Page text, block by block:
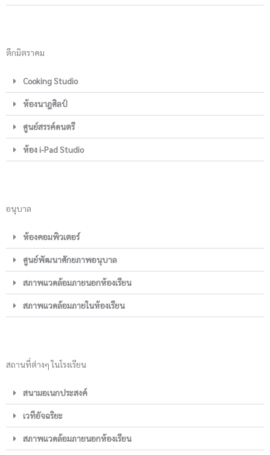
ตึกมิตราคม
Cooking Studio
ห้องนาฎศิลป์
ศูนย์สรรค์ดนตรี
ห้อง i-Pad Studio
อนุบาล
ห้องคอมพิวเตอร์
ศูนย์พัฒนาศักยภาพอนุบาล
สภาพแวดล้อมภายนอกห้องเรียน
สภาพแวดล้อมภายในห้องเรียน
สถานที่ต่างๆ ในโรงเรียน
สนามอเนกประสงค์
เวทีอัจฉริยะ
สภาพแวดล้อมภายนอกห้องเรียน